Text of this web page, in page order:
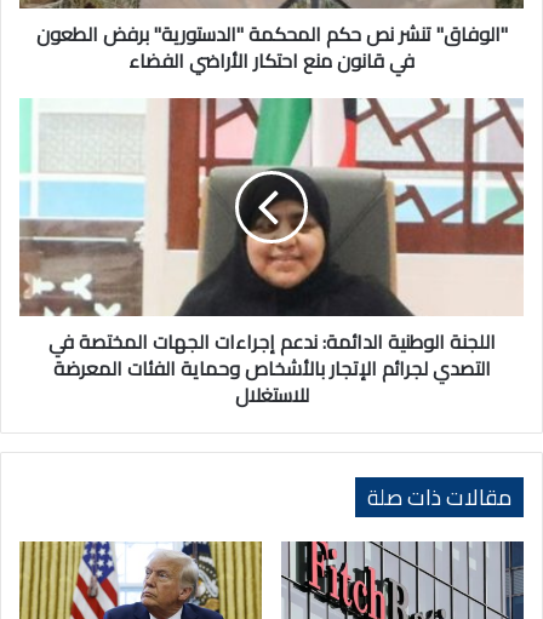
قانون
الأراضي
الفضاء
"الوفاق" تنشر نص حكم المحكمة "الدستورية" برفض الطعون
في قانون منع احتكار الأراضي الفضاء
اللجنة
الوطنية
الدائمة:
ندعم
إجراءات
الجهات
المختصة
التصدي
لجرائم
الإتجار
الفئات
للاستغلال
اللجنة الوطنية الدائمة: ندعم إجراءات الجهات المختصة في
التصدي لجرائم الإتجار بالأشخاص وحماية الفئات المعرضة
للاستغلال
مقالات ذات صلة